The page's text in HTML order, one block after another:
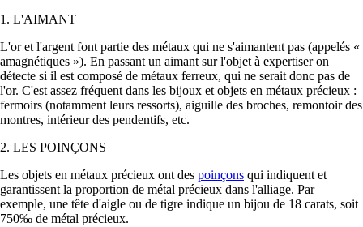
1. L'AIMANT
L'or et l'argent font partie des métaux qui ne s'aimantent pas (appelés «
amagnétiques »). En passant un aimant sur l'objet à expertiser on
détecte si il est composé de métaux ferreux, qui ne serait donc pas de
l'or. C'est assez fréquent dans les bijoux et objets en métaux précieux :
fermoirs (notamment leurs ressorts), aiguille des broches, remontoir des
montres, intérieur des pendentifs, etc.
2. LES POINÇONS
Les objets en métaux précieux ont des poinçons qui indiquent et
garantissent la proportion de métal précieux dans l'alliage. Par
exemple, une tête d'aigle ou de tigre indique un bijou de 18 carats, soit
750‰ de métal précieux.